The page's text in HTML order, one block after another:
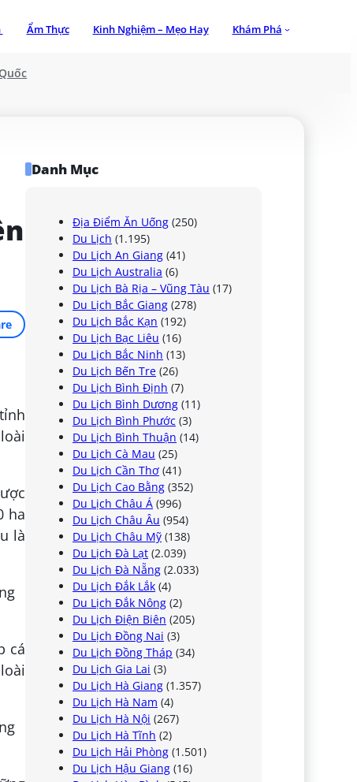
Ẩm Thực Kinh Nghiệm – Mẹo Hay Khám Phá
ha
là
cá
Danh Mục
Địa Điểm Ăn Uống (250)
Du Lịch (1.195)
Du Lịch An Giang (41)
Du Lịch Australia (6)
Du Lịch Bà Rịa – Vũng Tàu (17)
Du Lịch Bắc Giang (278)
Du Lịch Bắc Kạn (192)
Du Lịch Bạc Liêu (16)
Du Lịch Bắc Ninh (13)
Du Lịch Bến Tre (26)
Du Lịch Bình Định (7)
Du Lịch Bình Dương (11)
Du Lịch Bình Phước (3)
Du Lịch Bình Thuận (14)
Du Lịch Cà Mau (25)
Du Lịch Cần Thơ (41)
Du Lịch Cao Bằng (352)
Du Lịch Châu Á (996)
Du Lịch Châu Âu (954)
Du Lịch Châu Mỹ (138)
Du Lịch Đà Lạt (2.039)
Du Lịch Đà Nẵng (2.033)
Du Lịch Đắk Lắk (4)
Du Lịch Đắk Nông (2)
Du Lịch Điện Biên (205)
Du Lịch Đồng Nai (3)
Du Lịch Đồng Tháp (34)
Du Lịch Gia Lai (3)
Du Lịch Hà Giang (1.357)
Du Lịch Hà Nam (4)
Du Lịch Hà Nội (267)
Du Lịch Hà Tĩnh (2)
Du Lịch Hải Phòng (1.501)
Du Lịch Hậu Giang (16)